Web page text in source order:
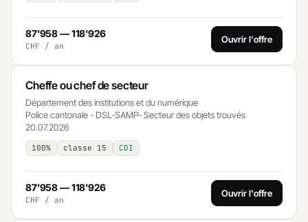
87'958 — 118'926
CHF / an
Ouvrir l'offre
Cheffe ou chef de secteur
Département des institutions et du numérique·
Police cantonale - DSL-SAMP- Secteur des objets trouvés·
20.07.2026
100% classe 15 CDI
87'958 — 118'926
CHF / an
Ouvrir l'offre